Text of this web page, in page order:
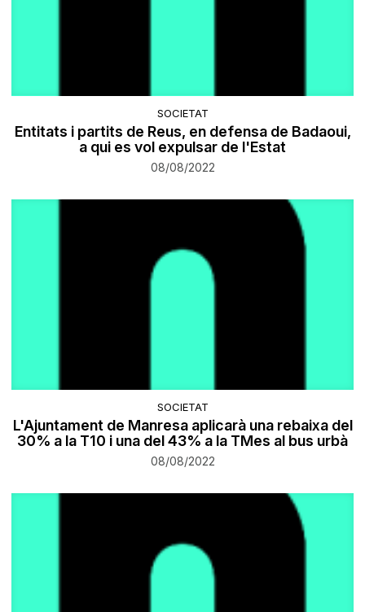
SOCIETAT
Entitats i partits de Reus, en defensa de Badaoui,
a qui es vol expulsar de l'Estat
08/08/2022
SOCIETAT
L'Ajuntament de Manresa aplicarà una rebaixa del
30% a la T10 i una del 43% a la TMes al bus urbà
08/08/2022